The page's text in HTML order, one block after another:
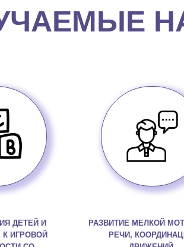
ДЕТЕЙ И
ИГРОВОЙ
РАЗВИТИЕ МЕЛКОЙ
РЕЧИ,